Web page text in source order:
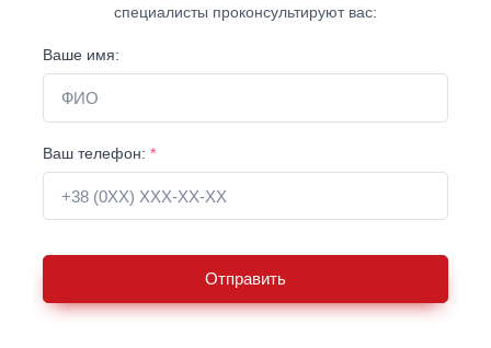
специалисты проконсультируют вас:
Ваше имя:
Ваш телефон: *
Отправить